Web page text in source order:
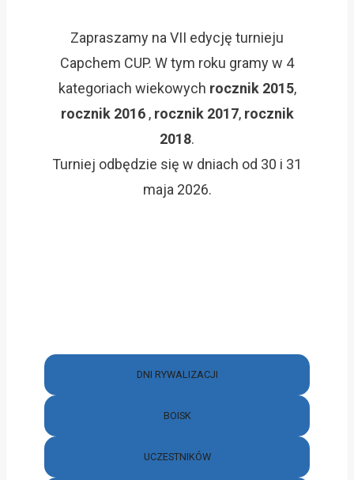
Zapraszamy na VII edycję turnieju
Capchem CUP. W tym roku gramy w 4
kategoriach wiekowych rocznik 2015,
rocznik 2016, rocznik 2017, rocznik
2018.
Turniej odbędzie się w dniach od 30 i 31
maja 2026.
DNI RYWALIZACJI
BOISK
UCZESTNIKÓW